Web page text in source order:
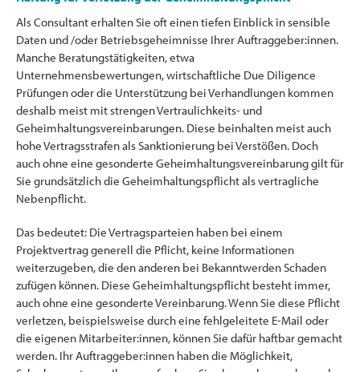
Als Consultant erhalten Sie oft einen tiefen Einblick in sensible
Daten und /oder Betriebsgeheimnisse Ihrer Auftraggeber:innen.
Manche Beratungstätigkeiten, etwa
Unternehmensbewertungen, wirtschaftliche Due Diligence
Prüfungen oder die Unterstützung bei Verhandlungen kommen
deshalb meist mit strengen Vertraulichkeits- und
Geheimhaltungsvereinbarungen. Diese beinhalten meist auch
hohe Vertragsstrafen als Sanktionierung bei Verstößen. Doch
auch ohne eine gesonderte Geheimhaltungsvereinbarung gilt für
Sie grundsätzlich die Geheimhaltungspflicht als vertragliche
Nebenpflicht.
Das bedeutet: Die Vertragsparteien haben bei einem
Projektvertrag generell die Pflicht, keine Informationen
weiterzugeben, die den anderen bei Bekanntwerden Schaden
zufügen können. Diese Geheimhaltungspflicht besteht immer,
auch ohne eine gesonderte Vereinbarung. Wenn Sie diese Pflicht
verletzen, beispielsweise durch eine fehlgeleitete E-Mail oder
die eigenen Mitarbeiter:innen, können Sie dafür haftbar gemacht
werden. Ihr Auftraggeber:innen haben die Möglichkeit,